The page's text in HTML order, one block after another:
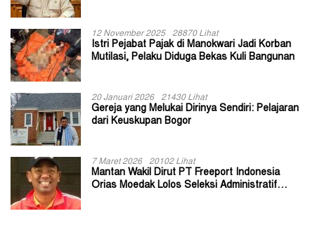
12 November 2025 28870 Lihat
Istri Pejabat Pajak di Manokwari Jadi Korban
Mutilasi, Pelaku Diduga Bekas Kuli Bangunan
20 Januari 2026 21430 Lihat
Gereja yang Melukai Dirinya Sendiri: Pelajaran
dari Keuskupan Bogor
7 Maret 2026 20102 Lihat
Mantan Wakil Dirut PT Freeport Indonesia
Orias Moedak Lolos Seleksi Administratif